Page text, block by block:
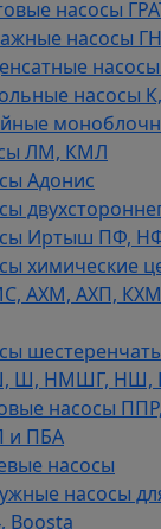
насосы
насосы
насосы
ЛМ, КМЛ
Адонис
Иртыш ПФ,
химические
АХМ, АХП,
Ш, НМШГ, НШ,
насосы
и ПБА
насосы
насосы
Boosta